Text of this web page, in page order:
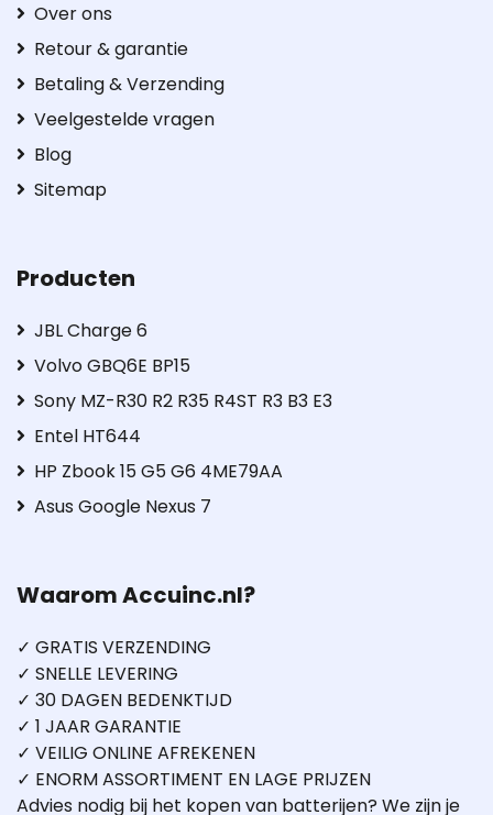
Over ons
Retour & garantie
Betaling & Verzending
Veelgestelde vragen
Blog
Sitemap
Producten
JBL Charge 6
Volvo GBQ6E BP15
Sony MZ-R30 R2 R35 R4ST R3 B3 E3
Entel HT644
HP Zbook 15 G5 G6 4ME79AA
Asus Google Nexus 7
Waarom Accuinc.nl?
✓ GRATIS VERZENDING
✓ SNELLE LEVERING
✓ 30 DAGEN BEDENKTIJD
✓ 1 JAAR GARANTIE
✓ VEILIG ONLINE AFREKENEN
✓ ENORM ASSORTIMENT EN LAGE PRIJZEN
Advies nodig bij het kopen van batterijen? We zijn je